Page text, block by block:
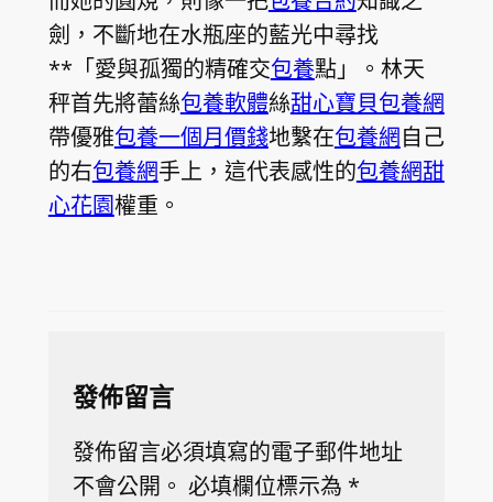
劍，不斷地在水瓶座的藍光中尋找
**「愛與孤獨的精確交包養點」。林天
秤首先將蕾絲包養軟體絲甜心寶貝包養網
帶優雅包養一個月價錢地繫在包養網自己
的右包養網手上，這代表感性的包養網甜
心花園權重。
發佈留言
發佈留言必須填寫的電子郵件地址
不會公開。 必填欄位標示為 *